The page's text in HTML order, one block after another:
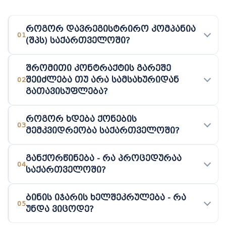
01
როგორ დავრეგისტრირო კომპანია
(შპს) საქართველოში?
02
შრომითი კონტრაქტის გარეშე
შეიძლება თუ არა სამსახურიდან
გათავისუფლება?
03
როგორ ხდება ქონების
მემკვიდრეობა საქართველოში?
04
განქორწინება - რა პროცედურაა
საქართველოში?
05
ბინის იჯარის ხელშეკრულება - რა
უნდა ვიცოდე?